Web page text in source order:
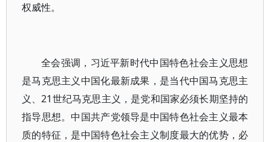
权威性。
全会强调，习近平新时代中国特色社会主义思想
是马克思主义中国化最新成果，是当代中国马克思主
义、21世纪马克思主义，是党和国家必须长期坚持的
指导思想。中国共产党领导是中国特色社会主义最本
质的特征，是中国特色社会主义制度最大的优势，必